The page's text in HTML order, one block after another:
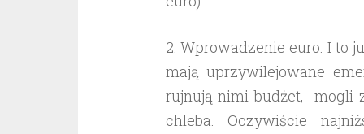
2. Wprowadzenie euro. I to
mają uprzywilejowane
rujnują nimi budżet, mogli
chleba. Oczywiście